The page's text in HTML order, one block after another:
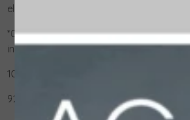
elastischer en steviger*
*Onafhankelijke laboratoriumtest onder
in 30 dagen.
100% vegan.
92% van de ingrediënten is van